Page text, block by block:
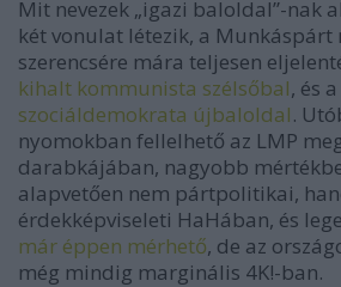
Mit nevezek „igazi baloldal”-nak
két vonulat létezik, a Munkáspárt
szerencsére mára teljesen
kihalt kommunista szélsőbal, és
szociáldemokrata újbaloldal.
nyomokban fellelhető az LMP
darabkájában, nagyobb
alapvetően nem pártpolitikai,
érdekképviseleti HaHában, és
már éppen mérhető, de az
még mindig marginális 4K!-ban.